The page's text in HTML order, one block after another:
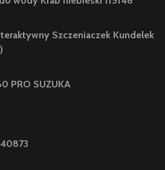
Szczeniaczek Kundelek
PRO SUZUKA